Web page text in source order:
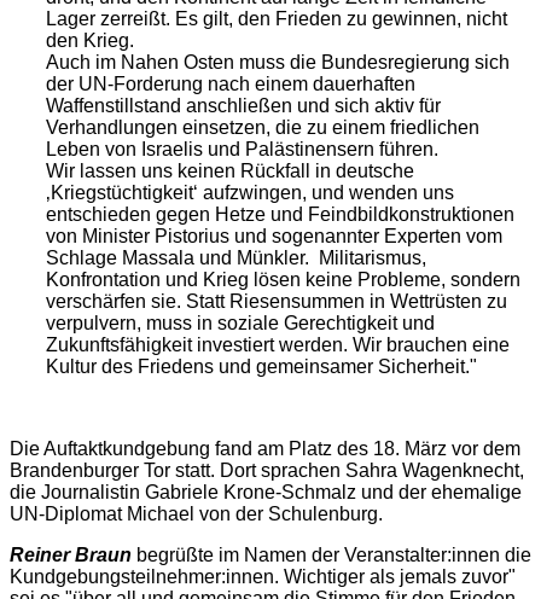
Lager zerreißt. Es gilt, den Frieden zu gewinnen, nicht
den Krieg.
Auch im Nahen Osten muss die Bundesregierung sich
der UN-Forderung nach einem dauerhaften
Waffenstillstand anschließen und sich aktiv für
Verhandlungen einsetzen, die zu einem friedlichen
Leben von Israelis und Palästinensern führen.
Wir lassen uns keinen Rückfall in deutsche
‚Kriegstüchtigkeit‘ aufzwingen, und wenden uns
entschieden gegen Hetze und Feindbildkonstruktionen
von Minister Pistorius und sogenannter Experten vom
Schlage Massala und Münkler. Militarismus,
Konfrontation und Krieg lösen keine Probleme, sondern
verschärfen sie. Statt Riesensummen in Wettrüsten zu
verpulvern, muss in soziale Gerechtigkeit und
Zukunftsfähigkeit investiert werden. Wir brauchen eine
Kultur des Friedens und gemeinsamer Sicherheit."
Die Auftaktkundgebung fand am Platz des 18. März vor dem
Brandenburger Tor statt. Dort sprachen Sahra Wagenknecht,
die Journalistin Gabriele Krone-Schmalz und der ehemalige
UN-Diplomat Michael von der Schulenburg.
Reiner Braun begrüßte im Namen der Veranstalter:innen die
Kundgebungsteilnehmer:innen. Wichtiger als jemals zuvor"